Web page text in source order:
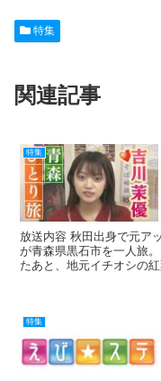
o
k
特集
関連記事
特集
放送内容 秋田出身で元ア
が青森県黒石市を一人旅
たあと、地元イチオシの
特集